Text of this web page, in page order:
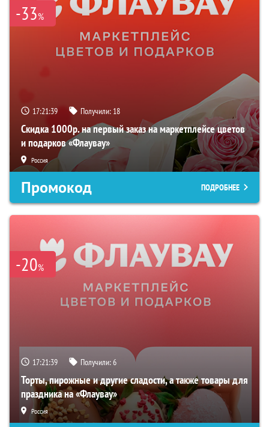
-33%
17:21:38 Получили: 18
Скидка 1000р. на первый заказ на маркетплейсе цветов
и подарков «Флаувау»
Россия
Промокод ПОДРОБНЕЕ
-20%
17:21:38 Получили:6
Торты, пирожные и другие сладости, а также товары для
праздника на «Флаувау»
Россия